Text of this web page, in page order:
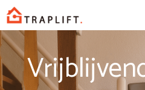
Spring
naar
inhoud